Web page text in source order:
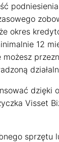
okres
12
możesz
dzięki
Visset
sprzętu